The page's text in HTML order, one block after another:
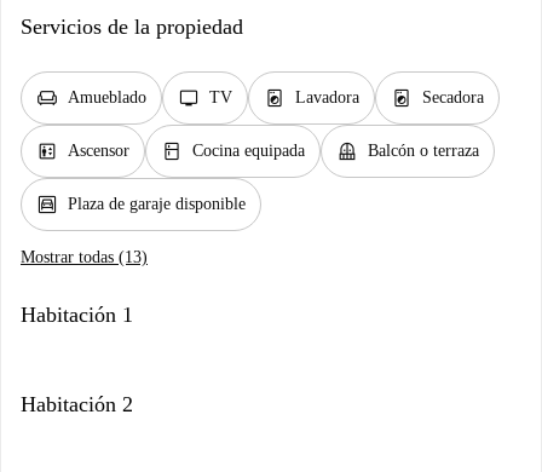
Servicios de la propiedad
chair Amueblado tv TV local_laundry_service Lavadora local_laundry_service Secadora
elevator Ascensor kitchen Cocina equipada balcony Balcón o terraza
garage Plaza de garaje disponible
Mostrar todas (13)
Habitación 1
Habitación 2